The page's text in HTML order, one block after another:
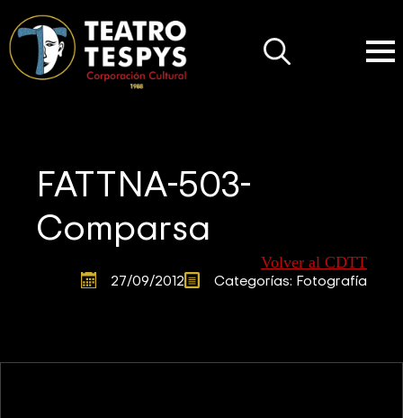
FATTNA-503-
Comparsa
Volver al CDTT
27/09/2012 Categorías: Fotografía